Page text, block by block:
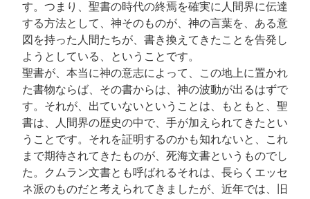
す。つまり、聖書の時代の終焉を確実に人間界に伝達
する方法として、神そのものが、神の言葉を、ある意
図を持った人間たちが、書き換えてきたことを告発し
ようとしている、ということです。
聖書が、本当に神の意志によって、この地上に置かれ
た書物ならば、その書からは、神の波動が出るはずで
す。それが、出ていないということは、もともと、聖
書は、人間界の歴史の中で、手が加えられてきたとい
うことです。それを証明するのかも知れないと、これ
まで期待されてきたものが、死海文書というものでし
た。クムラン文書とも呼ばれるそれは、長らくエッセ
ネ派のものだと考えられてきましたが、近年では、旧